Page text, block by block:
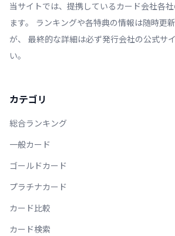
当サイトでは、提携しているカード会社各
ます。 ランキングや各特典の情報は随時更
が、 最終的な詳細は必ず発行会社の公式サ
い。
カテゴリ
総合ランキング
一般カード
ゴールドカード
プラチナカード
カード比較
カード検索